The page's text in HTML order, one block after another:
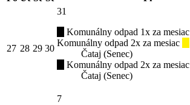
27 28 29 30
31
Komunálny odpad 1x za mesiac
Komunálny odpad 2x za mesiac
Čataj (Senec)
Komunálny odpad 2x za mesiac
Čataj (Senec)
7